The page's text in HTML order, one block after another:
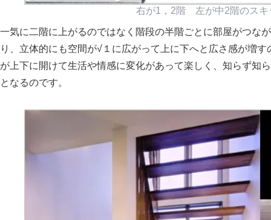
右が1，2階 左が中2階のスキ
一気に二階に上がるのではなく階段の半階ごとに部屋がつな
り、立体的にも空間が√１に広がって上に下へと広さ感が増
が上下に開けて生活や情感に変化があって楽しく、知らず知
となるのです。